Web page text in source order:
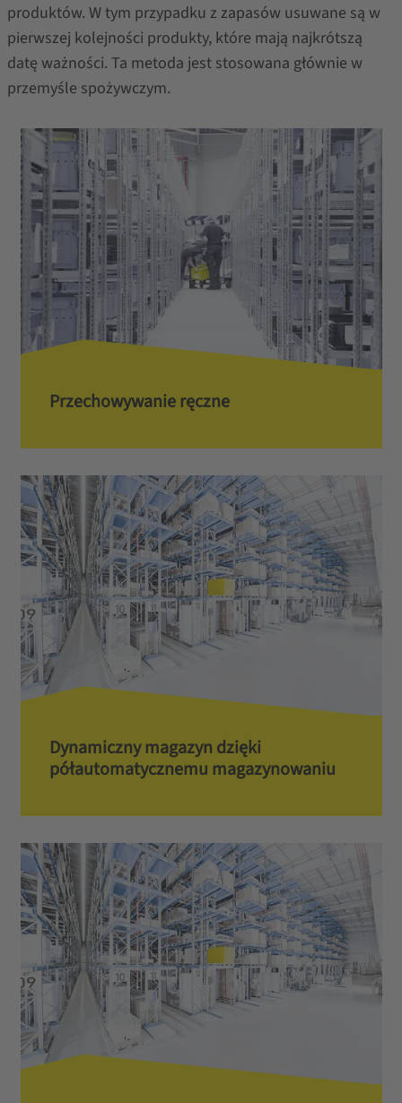
produktów. W tym przypadku z zapasów usuwane są w
pierwszej kolejności produkty, które mają najkrótszą
datę ważności. Ta metoda jest stosowana głównie w
przemyśle spożywczym.
Przechowywanie ręczne
Dynamiczny magazyn dzięki
półautomatycznemu magazynowaniu